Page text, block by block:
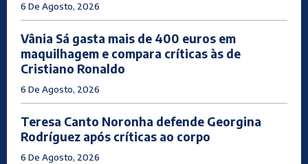
6 De Agosto, 2026
Vânia Sá gasta mais de 400 euros em
maquilhagem e compara críticas às de
Cristiano Ronaldo
6 De Agosto, 2026
Teresa Canto Noronha defende Georgina
Rodríguez após críticas ao corpo
6 De Agosto, 2026